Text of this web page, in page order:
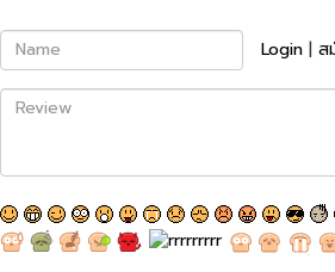
Name Login | ส
Review